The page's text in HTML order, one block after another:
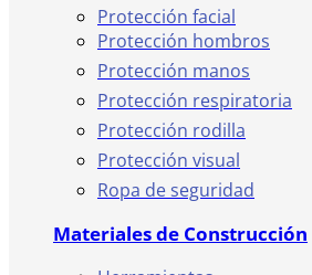
Protección facial
Protección hombros
Protección manos
Protección respiratoria
Protección rodilla
Protección visual
Ropa de seguridad
Materiales de Construcción